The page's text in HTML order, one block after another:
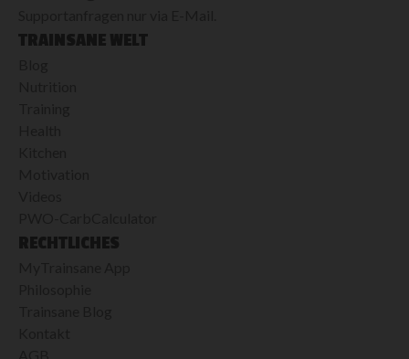
TRAINSANE WELT
RECHTLICHES